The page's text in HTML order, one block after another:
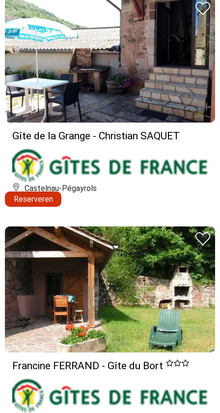
Gîte de la Grange - Christian SAQUET
Castelnau-Pégayrols
Reserveren
Francine FERRAND - Gîte du Bort